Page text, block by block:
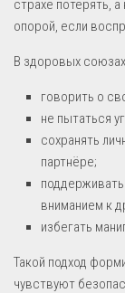
страхе потерять,
опорой, если
В здоровых
говорить о
не пытаться
сохранять
партнёре;
вниманием к
избегать
Такой подход
чувствуют